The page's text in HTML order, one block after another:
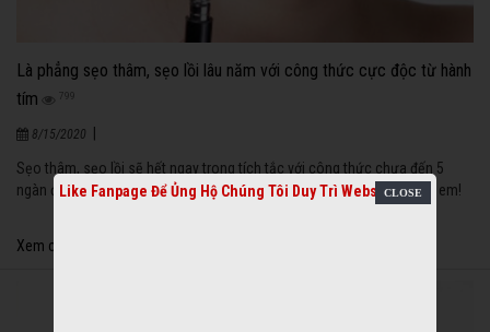
Là phẳng sẹo thâm, sẹo lồi lâu năm với công thức cực độc từ hành
tím
799
8/15/2020
Sẹo thâm, sẹo lồi sẽ hết ngay trong tích tắc với công thức chưa đến 5
ngàn đồng từ hành tím và mật ong. Xem công thức ngay nhé các chị em!
Xem chi tiết
Like Fanpage Để Ủng Hộ Chúng Tôi Duy Trì Website